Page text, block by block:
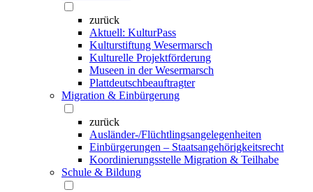
zurück
Aktuell: KulturPass
Kulturstiftung Wesermarsch
Kulturelle Projektförderung
Museen in der Wesermarsch
Plattdeutschbeauftragter
Migration & Einbürgerung
zurück
Ausländer-/Flüchtlingsangelegenheiten
Einbürgerungen – Staatsangehörigkeitsrecht
Koordinierungsstelle Migration & Teilhabe
Schule & Bildung